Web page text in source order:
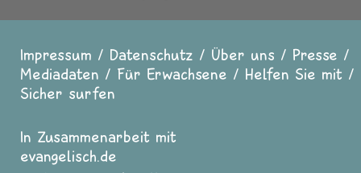
Fußzeile
Impressum Datenschutz Über uns
Presse
Mediadaten
Für Erwachsene
Helfen Sie mit
Sicher surfen
In Zusammenarbeit mit
evangelisch.de